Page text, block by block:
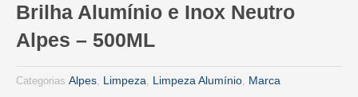
Brilha Alumínio e Inox Neutro
Alpes – 500ML
Categorias Alpes, Limpeza, Limpeza Alumínio, Marca